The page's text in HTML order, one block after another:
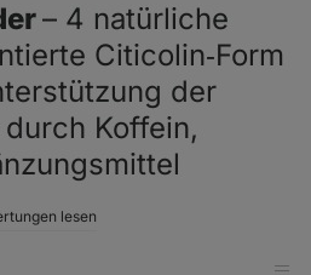
⁠–⁠ 4 natürliche
Citicolin‑Form
der
Koffein,
lesen